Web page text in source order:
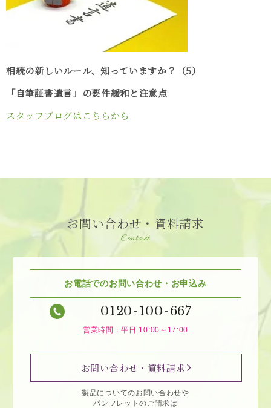
相続の新しいルール、知っていますか？（5）
「自筆証書遺言」の要件緩和と注意点
スタッフブログはこちらから
お問い合わせ・資料請求
Contact
お電話でのお問い合わせ・お申込み
0120-100-667
営業時間：平日 10:00～17:00
お問い合わせ・資料請求
製品についてのお問い合わせや
パンフレットのご請求は